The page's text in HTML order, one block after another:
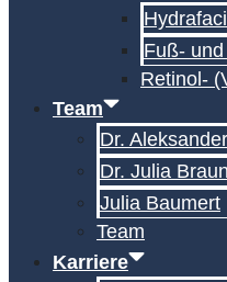
Fuß-
Retinol-
Team
Dr.
Dr. Julia Braun
Julia Baumert
Team
Karriere